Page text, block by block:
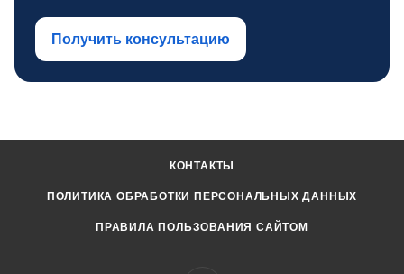
Получить консультацию
КОНТАКТЫ
ПОЛИТИКА ОБРАБОТКИ ПЕРСОНАЛЬНЫХ ДАННЫХ
ПРАВИЛА ПОЛЬЗОВАНИЯ САЙТОМ